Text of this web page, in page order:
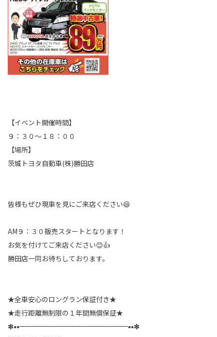
【イベント開催時間】
９：３０～１８：００
【場所】
茨城トヨタ自動車(株)勝田店
皆様もぜひ現車を見にご来店ください😄
AM９：３０販売スタートとなります！
お気を付けてご来店ください😊👍
勝田店一同お待ちしております。
★全車安心のロングラン保証付き★
★走行距離無制限の１年間無償保証★
✼••┈┈┈┈┈┈┈┈┈┈┈┈┈┈┈┈••✼